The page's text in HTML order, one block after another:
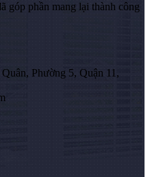
góp phần mang lại thành công
Phường 5, Quận 11,